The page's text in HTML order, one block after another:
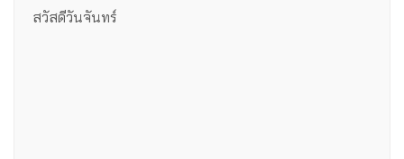
สวัสดีวันจันทร์